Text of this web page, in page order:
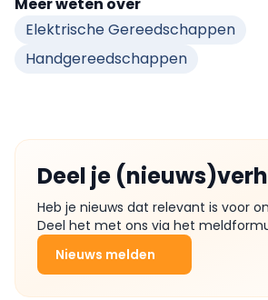
Meer weten over
Elektrische Gereedschappen
Handgereedschappen
Deel je
Heb je nieuws dat relevant is voor
Deel het met ons via het
Nieuws melden